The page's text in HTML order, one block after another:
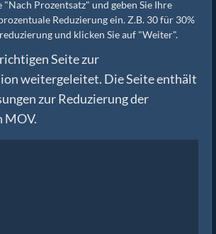
"Nach Prozentsatz" und geben Sie Ihre
Reduzierung ein. Z.B. 30 für 30%
und klicken Sie auf "Weiter".
Seite zur
weitergeleitet. Die Seite enthält
zur Reduzierung der
MOV.